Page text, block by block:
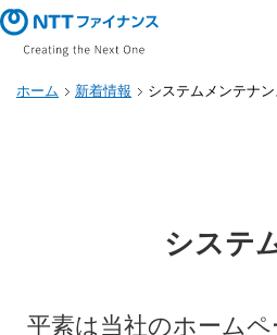
ホーム 新着情報 システムメンテナ
システ
平素は当社のホーム